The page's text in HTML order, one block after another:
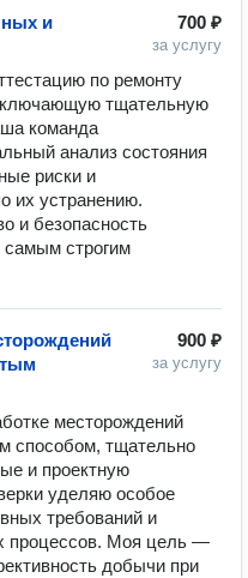
700 ₽
за услугу
и
по ремонту
тщательную
команда
анализ состояния
риски и
их устранению.
и безопасность
самым строгим
900 ₽
за услугу
месторождений
способом, тщательно
и проектную
уделяю особое
требований и
процессов. Моя цель —
добычи при